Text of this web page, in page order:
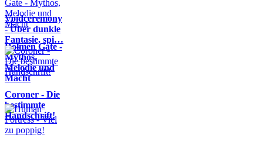
Voidceremony
- Über dunkle
Fantasie, spi…
Dolmen Gate -
Mythos,
Melodie und
Macht
Coroner - Die
bestimmte
Handschrift!